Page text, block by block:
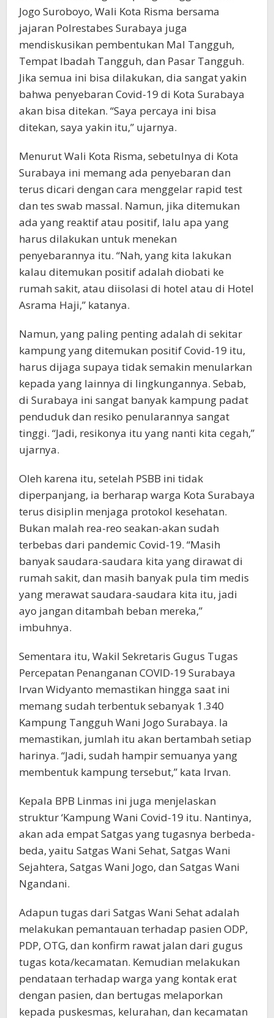
Jogo Suroboyo, Wali Kota Risma bersama
jajaran Polrestabes Surabaya juga
mendiskusikan pembentukan Mal Tangguh,
Tempat Ibadah Tangguh, dan Pasar Tangguh.
Jika semua ini bisa dilakukan, dia sangat yakin
bahwa penyebaran Covid-19 di Kota Surabaya
akan bisa ditekan. “Saya percaya ini bisa
ditekan, saya yakin itu,” ujarnya.
Menurut Wali Kota Risma, sebetulnya di Kota
Surabaya ini memang ada penyebaran dan
terus dicari dengan cara menggelar rapid test
dan tes swab massal. Namun, jika ditemukan
ada yang reaktif atau positif, lalu apa yang
harus dilakukan untuk menekan
penyebarannya itu. “Nah, yang kita lakukan
kalau ditemukan positif adalah diobati ke
rumah sakit, atau diisolasi di hotel atau di Hotel
Asrama Haji,” katanya.
Namun, yang paling penting adalah di sekitar
kampung yang ditemukan positif Covid-19 itu,
harus dijaga supaya tidak semakin menularkan
kepada yang lainnya di lingkungannya. Sebab,
di Surabaya ini sangat banyak kampung padat
penduduk dan resiko penularannya sangat
tinggi. “Jadi, resikonya itu yang nanti kita cegah,”
ujarnya.
Oleh karena itu, setelah PSBB ini tidak
diperpanjang, ia berharap warga Kota Surabaya
terus disiplin menjaga protokol kesehatan.
Bukan malah rea-reo seakan-akan sudah
terbebas dari pandemic Covid-19. “Masih
banyak saudara-saudara kita yang dirawat di
rumah sakit, dan masih banyak pula tim medis
yang merawat saudara-saudara kita itu, jadi
ayo jangan ditambah beban mereka,”
imbuhnya.
Sementara itu, Wakil Sekretaris Gugus Tugas
Percepatan Penanganan COVID-19 Surabaya
Irvan Widyanto memastikan hingga saat ini
memang sudah terbentuk sebanyak 1.340
Kampung Tangguh Wani Jogo Surabaya. Ia
memastikan, jumlah itu akan bertambah setiap
harinya. “Jadi, sudah hampir semuanya yang
membentuk kampung tersebut,” kata Irvan.
Kepala BPB Linmas ini juga menjelaskan
struktur ‘Kampung Wani Covid-19 itu. Nantinya,
akan ada empat Satgas yang tugasnya berbeda-
beda, yaitu Satgas Wani Sehat, Satgas Wani
Sejahtera, Satgas Wani Jogo, dan Satgas Wani
Ngandani.
Adapun tugas dari Satgas Wani Sehat adalah
melakukan pemantauan terhadap pasien ODP,
PDP, OTG, dan konfirm rawat jalan dari gugus
tugas kota/kecamatan. Kemudian melakukan
pendataan terhadap warga yang kontak erat
dengan pasien, dan bertugas melaporkan
kepada puskesmas, kelurahan, dan kecamatan